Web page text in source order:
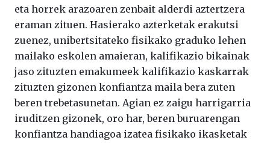
eta horrek arazoaren zenbait alderdi aztertzera
eraman zituen. Hasierako azterketak erakutsi
zuenez, unibertsitateko fisikako graduko lehen
mailako eskolen amaieran, kalifikazio bikainak
jaso zituzten emakumeek kalifikazio kaskarrak
zituzten gizonen konfiantza maila bera zuten
beren trebetasunetan. Agian ez zaigu harrigarria
iruditzen gizonek, oro har, beren buruarengan
konfiantza handiagoa izatea fisikako ikasketak